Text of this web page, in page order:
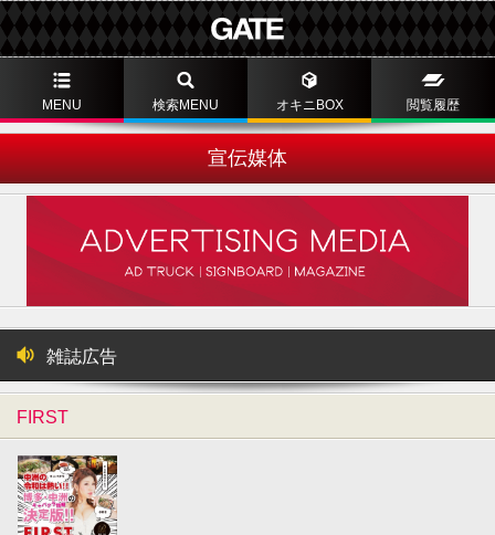
MENU 検索MENU オキニBOX 閲覧履歴
宣伝媒体
雑誌広告
FIRST